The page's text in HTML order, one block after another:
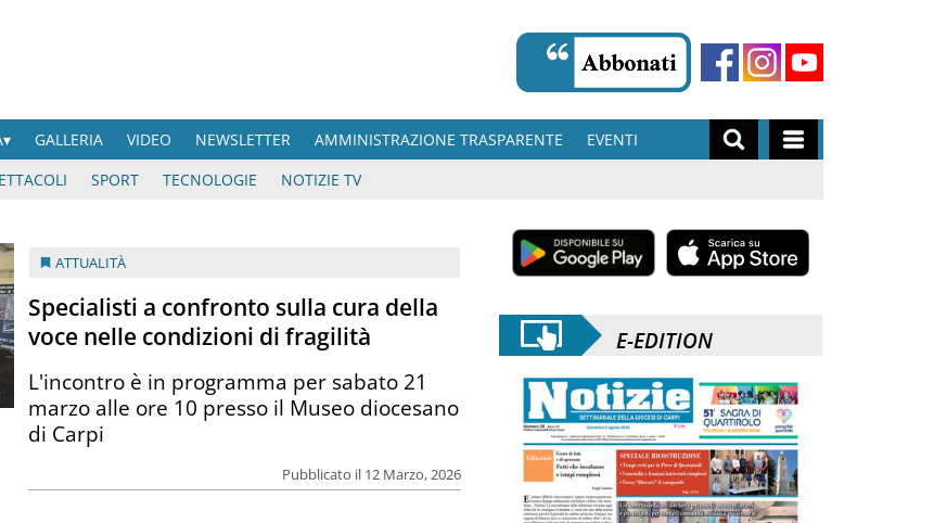
GALLERIA VIDEO NEWSLETTER AMMINISTRAZIONE TRASPARENTE
EVENTI
SPORT TECNOLOGIE NOTIZIE TV
ATTUALITÀ
Specialisti a confronto sulla cura della
voce nelle condizioni di fragilità
Pubblicato il 12 Marzo, 2026
L'incontro è in programma per sabato 21
marzo alle ore 10 presso il Museo diocesano
di Carpi
E-EDITION